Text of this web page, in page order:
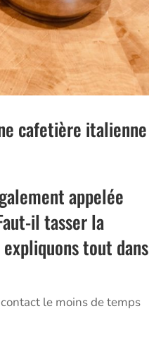
cafetière italienne
appelée
il tasser la
tout dans
le moins de temps